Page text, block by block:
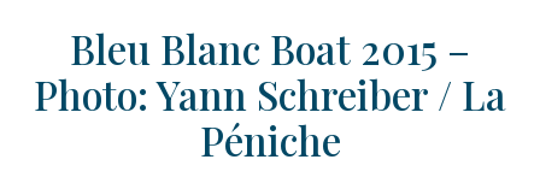
Bleu Blanc Boat 2015 –
Photo: Yann Schreiber / La
Péniche